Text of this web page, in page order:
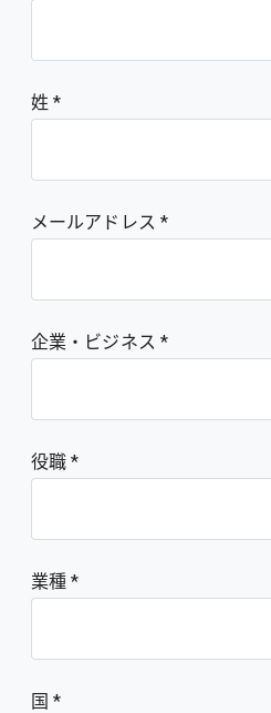
姓
メールアドレス
企業・ビジネス
役職
業種 *
国 *